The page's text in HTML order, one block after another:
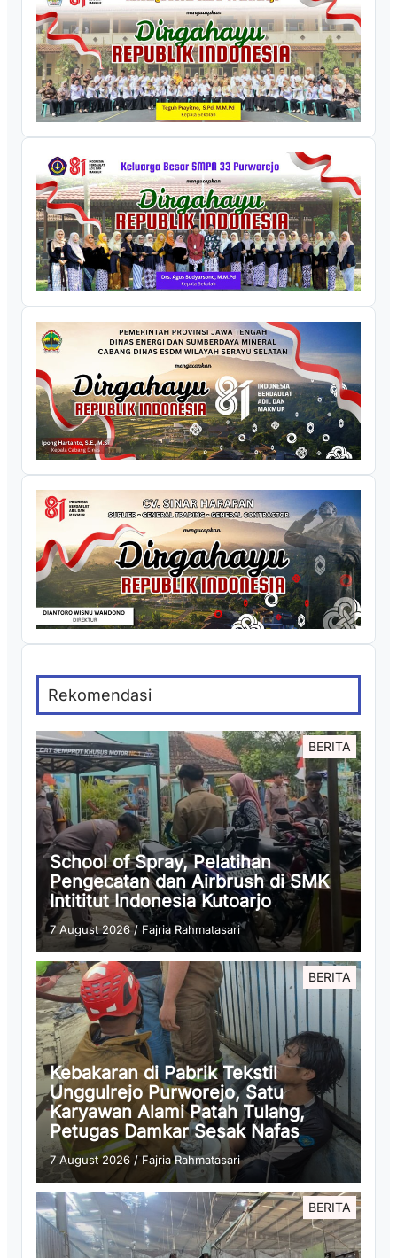
Rekomendasi
BERITA
School of Spray, Pelatihan
Pengecatan dan Airbrush di SMK
Intititut Indonesia Kutoarjo
7 August 2026/ Fajria Rahmatasari
BERITA
Kebakaran di Pabrik Tekstil
Unggulrejo Purworejo, Satu
Karyawan Alami Patah Tulang,
Petugas Damkar Sesak Nafas
7 August 2026 /Fajria Rahmatasari
BERITA